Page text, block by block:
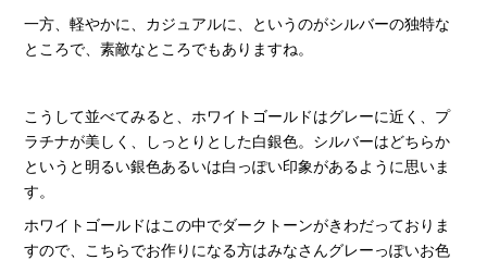
一方、軽やかに、カジュアルに、というのがシルバーの独特な
ところで、素敵なところでもありますね。
こうして並べてみると、ホワイトゴールドはグレーに近く、プ
ラチナが美しく、しっとりとした白銀色。シルバーはどちらか
というと明るい銀色あるいは白っぽい印象があるように思いま
す。
ホワイトゴールドはこの中でダークトーンがきわだっておりま
すので、こちらでお作りになる方はみなさんグレーっぽいお色